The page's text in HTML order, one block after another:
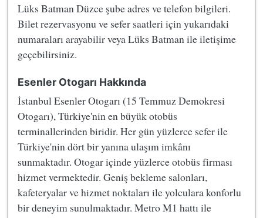
Lüks Batman Düzce şube adres ve telefon bilgileri.
Bilet rezervasyonu ve sefer saatleri için yukarıdaki
numaraları arayabilir veya Lüks Batman ile iletişime
geçebilirsiniz.
Esenler Otogarı Hakkında
İstanbul Esenler Otogarı (15 Temmuz Demokresi
Otogarı), Türkiye'nin en büyük otobüs
terminallerinden biridir. Her gün yüzlerce sefer ile
Türkiye'nin dört bir yanına ulaşım imkânı
sunmaktadır. Otogar içinde yüzlerce otobüs firması
hizmet vermektedir. Geniş bekleme salonları,
kafeteryalar ve hizmet noktaları ile yolculara konforlu
bir deneyim sunulmaktadır. Metro M1 hattı ile